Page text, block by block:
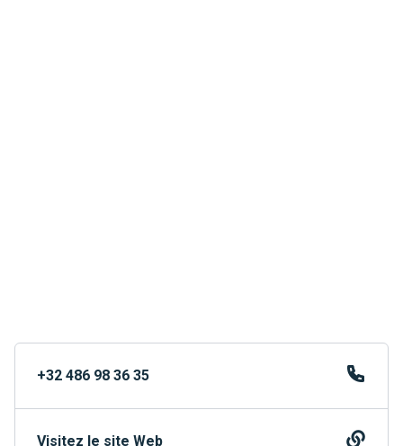
+32 486 98 36 35
Visitez le site Web